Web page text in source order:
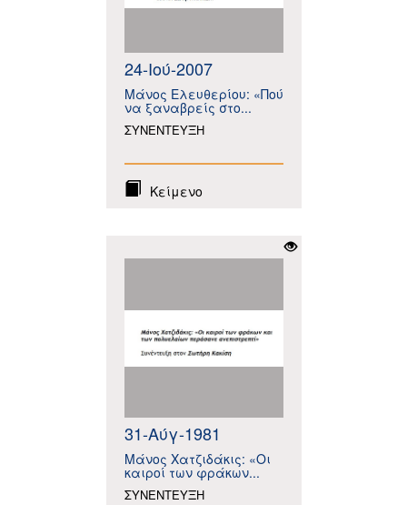
24-Ιού-2007
Μάνος Ελευθερίου: «Πού
να ξαναβρείς στο...
ΣΥΝΕΝΤΕΥΞΗ
Κείμενο
31-Αύγ-1981
Μάνος Χατζιδάκις: «Οι
καιροί των φράκων...
ΣΥΝΕΝΤΕΥΞΗ